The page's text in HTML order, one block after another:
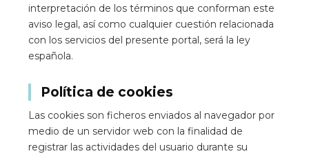
interpretación de los términos que conforman este
aviso legal, así como cualquier cuestión relacionada
con los servicios del presente portal, será la ley
española.
Política de cookies
Las cookies son ficheros enviados al navegador por
medio de un servidor web con la finalidad de
registrar las actividades del usuario durante su